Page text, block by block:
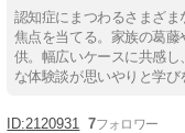
認知症にまつわるさまざ
焦点を当てる。家族の葛
供。幅広いケースに共感
な体験談が思いやりと学び
2120931 7